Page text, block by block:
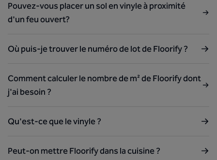
Pouvez-vous placer un sol en vinyle à proximité
d'un feu ouvert?
Où puis-je trouver le numéro de lot de Floorify ?
Comment calculer le nombre de m² de Floorify dont
j'ai besoin ?
Qu'est-ce que le vinyle ?
Peut-on mettre Floorify dans la cuisine ?